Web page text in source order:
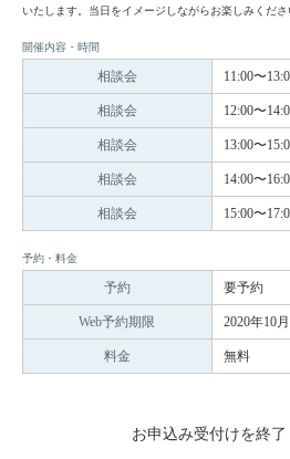
いたします。当日をイメージしながらお楽しみくださ
開催内容・時間
相談会 11:00〜
相談会 12:00〜
相談会 13:00〜
相談会 14:00〜
相談会 15:00〜
予約・料金
予約 要予約
Web予約期限 2020年10
料金 無料
お申込み受付けを終了